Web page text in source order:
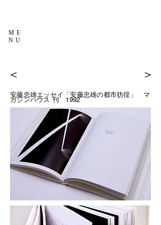
ME
NU
＜ ＞
安藤忠雄エッセイ「安藤忠雄の都市彷徨」 マ
ガジンハウス 刊 1992